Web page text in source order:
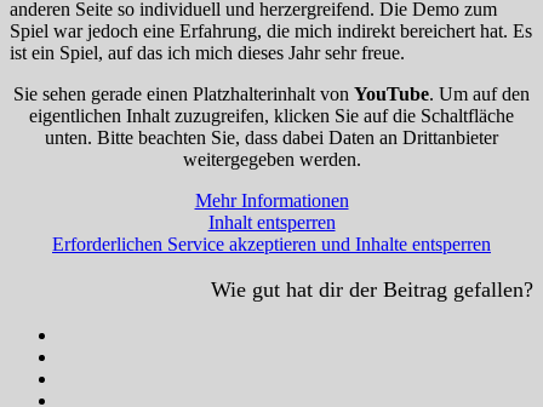
anderen Seite so individuell und herzergreifend. Die Demo zum
Spiel war jedoch eine Erfahrung, die mich indirekt bereichert hat. Es
ist ein Spiel, auf das ich mich dieses Jahr sehr freue.
Sie sehen gerade einen Platzhalterinhalt von YouTube. Um auf den
eigentlichen Inhalt zuzugreifen, klicken Sie auf die Schaltfläche
unten. Bitte beachten Sie, dass dabei Daten an Drittanbieter
weitergegeben werden.
Mehr Informationen
Inhalt entsperren
Erforderlichen Service akzeptieren und Inhalte entsperren
Wie gut hat dir der Beitrag gefallen?